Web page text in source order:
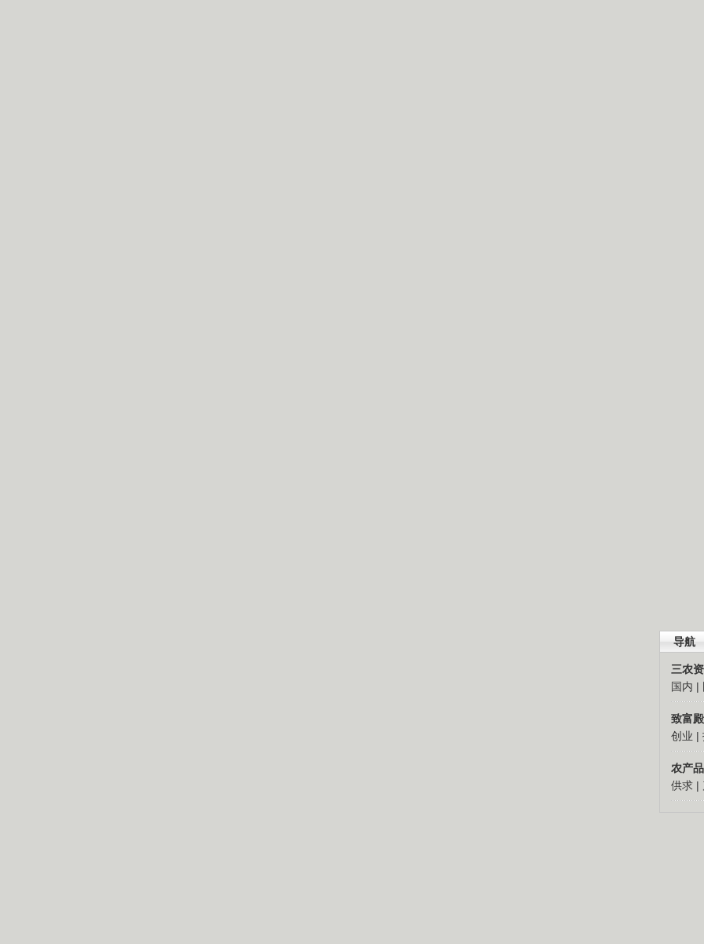
导航
三农
国内 |
致富
创业 |
农产
供求 |